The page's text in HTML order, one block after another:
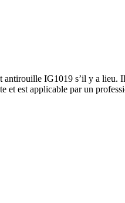
IG1019 s’il y a lieu.
et est applicable par un